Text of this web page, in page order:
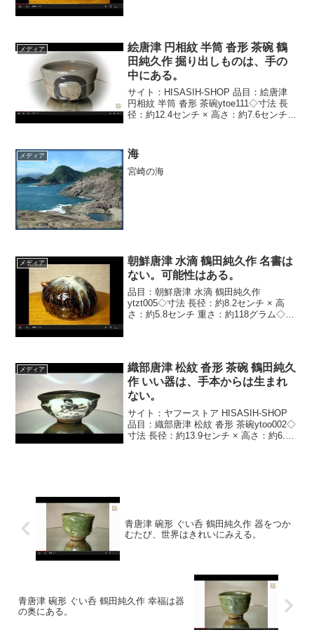
メディア
絵唐津 円相紋 半筒 沓形 茶碗 鶴
田純久作 掘り出しものは、手の
中にある。
サイト：HISASIH-SHOP 品目：絵唐津
円相紋 半筒 沓形 茶碗ytoe111◇寸法 長
径：約12.4センチ × 高さ：約7.6センチ
正面の絵柄は円相文で...
メディア 海
宮崎の海
メディア
朝鮮唐津 水滴 鶴田純久作 名書は
ない。可能性はある。
品目：朝鮮唐津 水滴 鶴田純久作
ytzt005◇寸法 長径：約8.2センチ × 高
さ：約5.8センチ 重さ：約118グラム◇こ
文が付...
メディア
織部唐津 松紋 沓形 茶碗 鶴田純久
作 いい器は、手本からは生まれ
ない。
サイト：ヤフーストア HISASIH-SHOP
品目：織部唐津 松紋 沓形 茶碗ytoo002◇
寸法 長径：約13.9センチ × 高さ：約6.4
青唐津 碗形 ぐい呑 鶴田純久作 器をつか
むたび、世界はきれいにみえる。
青唐津 碗形 ぐい呑 鶴田純久作 幸福は器
の奥にある。